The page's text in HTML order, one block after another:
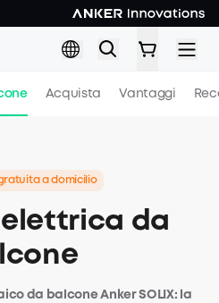
Acquista Vantaggi
a domicilio
da
da balcone Anker SOLIX: la